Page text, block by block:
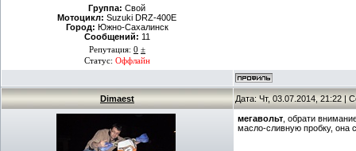
Группа: Свой
Мотоцикл: Suzuki DRZ-400E
Город: Южно-Сахалинск
Сообщений: 11
Репутация: 0 ±
Статус: Оффлайн
Dimaest Дата: Чт, 03.07.2014, 21:22 |
мегавольт , обрати
масло-сливную пробку, она